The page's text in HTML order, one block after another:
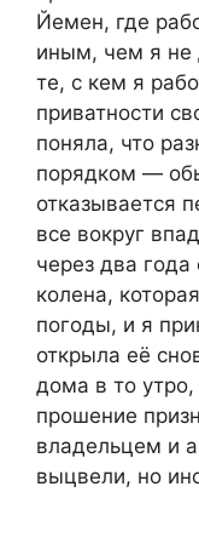
Йемен, где
иным, чем я не
те, с кем я
приватности
поняла, что
порядком —
отказывается
все вокруг
через два
колена,
погоды, и я
открыла её
дома в то утро,
прошение
владельцем и
выцвели, но